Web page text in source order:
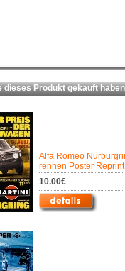
Produkt gekauft
Alfa Romeo
rennen Poster Reprint
10.00€